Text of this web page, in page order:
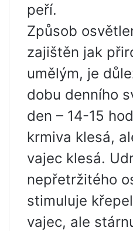
peří.
Způsob
zajištěn jak
umělým, je
dobu denního
den – 14-15
krmiva klesá,
vajec klesá.
nepřetržitého
stimuluje
vajec, ale